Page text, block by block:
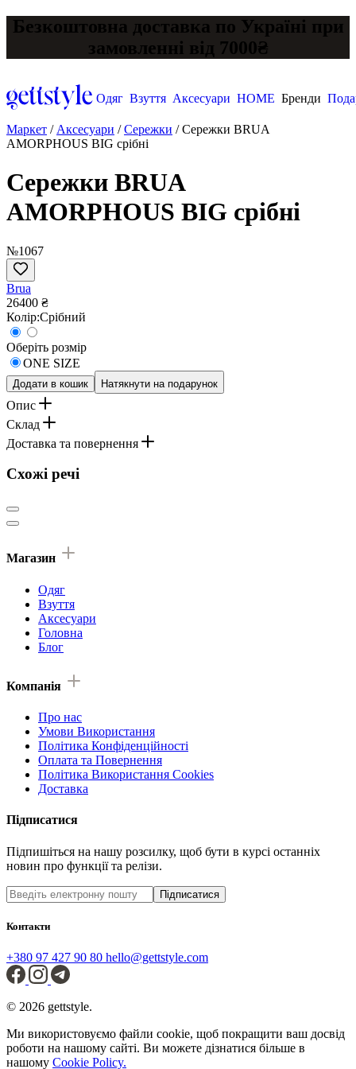
Безкоштовна доставка по Україні при
замовленні від 7000₴
Одяг Взуття Аксесуари HOME Бренди
Маркет / Аксесуари /Сережки /Сережки BRUA
AMORPHOUS BIG срібні
Сережки BRUA
AMORPHOUS BIG срібні
№1067
Brua
26400 ₴
Колір:Срібний
Оберіть розмір
ONE SIZE
Додати в кошик Натякнути на подарунок
Опис
Склад
Доставка та повернення
Схожі речі
Магазин
Одяг
Взуття
Аксесуари
Головна
Блог
Компанія
Про нас
Умови Використання
Політика Конфіденційності
Оплата та Повернення
Політика Використання Cookies
Доставка
Підписатися
Підпишіться на нашу розсилку, щоб бути в курсі останніх
новин про функції та релізи.
Підписатися
Контакти
+380 97 427 90 80 hello@gettstyle.com
© 2026 gettstyle.
Ми використовуємо файли cookie, щоб покращити ваш досвід
роботи на нашому сайті. Ви можете дізнатися більше в
нашому Cookie Policy.